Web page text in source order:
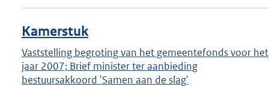
Kamerstuk
Vaststelling begroting van het gemeentefonds voor het
jaar 2007; Brief minister ter aanbieding
bestuursakkoord 'Samen aan de slag'